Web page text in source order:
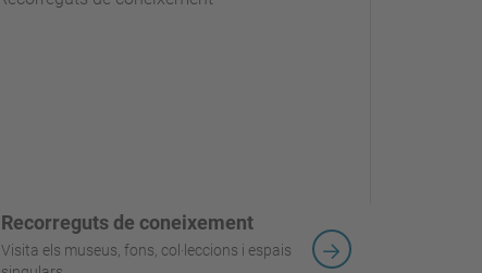
Recorreguts de coneixement
Visita els museus, fons, col·leccions i espais